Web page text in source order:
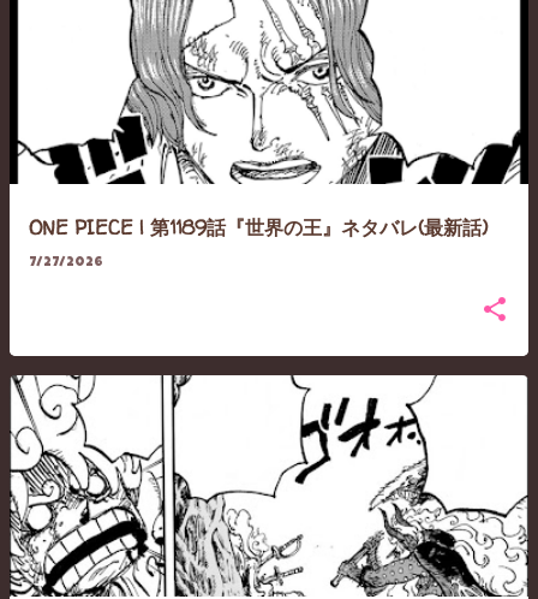
ONE PIECE | 第1189話『世界の王』ネタバレ(最新話)
7/27/2026